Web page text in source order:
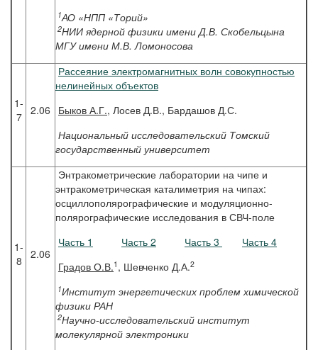
1АО «НПП «Торий»
2НИИ ядерной физики имени Д.В. Скобельцына
МГУ имени М.В. Ломоносова
1-
7
2.06
Рассеяние электромагнитных волн совокупностью
нелинейных объектов
Быков А.Г., Лосев Д.В., Бардашов Д.С.
Национальный исследовательский Томский
государственный университет
1-
8
2.06
Энтракометрические лаборатории на чипе и
энтракометрическая каталиметрия на чипах:
осциллополярографические и модуляционно-
полярографические исследования в СВЧ-поле
Часть 1
Часть 2 Часть 3
Часть 4
Градов О.В.1 , Шевченко Д.А.2
1Институт энергетических проблем химической
физики РАН
2Научно-исследовательский институт
молекулярной электроники